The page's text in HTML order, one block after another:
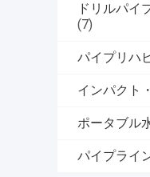
ドリルパイ
(7)
パイプリハ
インパクト
ポータブル
パイプライ